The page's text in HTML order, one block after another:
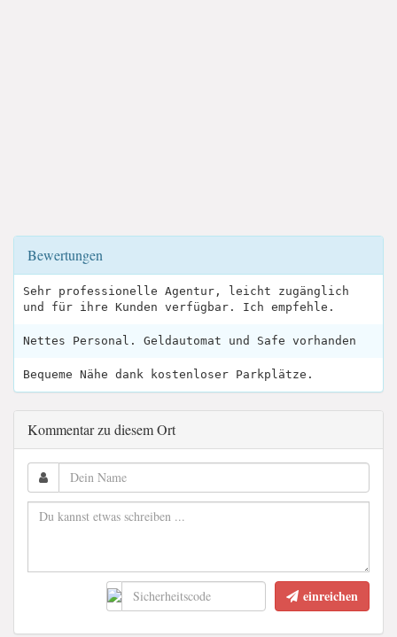
Bewertungen
Sehr professionelle Agentur, leicht zugänglich
und für ihre Kunden verfügbar. Ich empfehle.
Nettes Personal. Geldautomat und Safe vorhanden
Bequeme Nähe dank kostenloser Parkplätze.
Kommentar zu diesem Ort
einreichen